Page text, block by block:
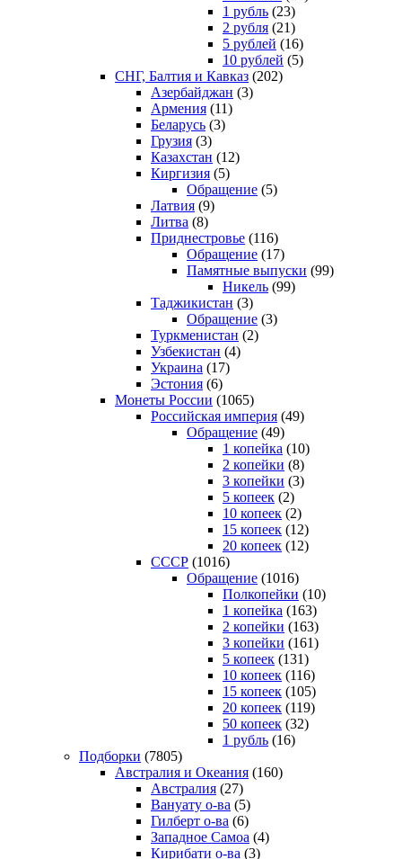
1 рубль (23)
2 рубля (21)
5 рублей (16)
10 рублей (5)
СНГ, Балтия и Кавказ (202)
Азербайджан (3)
Армения (11)
Беларусь (3)
Грузия (3)
Казахстан (12)
Киргизия (5)
Обращение (5)
Латвия (9)
Литва (8)
Приднестровье (116)
Обращение (17)
Памятные выпуски (99)
Никель (99)
Таджикистан (3)
Обращение (3)
Туркменистан (2)
Узбекистан (4)
Украина (17)
Эстония (6)
Монеты России (1065)
Российская империя (49)
Обращение (49)
1 копейка (10)
2 копейки (8)
3 копейки (3)
5 копеек (2)
10 копеек (2)
15 копеек (12)
20 копеек (12)
СССР (1016)
Обращение (1016)
Полкопейки (10)
1 копейка (163)
2 копейки (163)
3 копейки (161)
5 копеек (131)
10 копеек (116)
15 копеек (105)
20 копеек (119)
50 копеек (32)
1 рубль (16)
Подборки (7805)
Австралия и Океания (160)
Австралия (27)
Вануату о-ва (5)
Гилберт о-ва (6)
Западное Самоа (4)
Кирибати о-ва (3)